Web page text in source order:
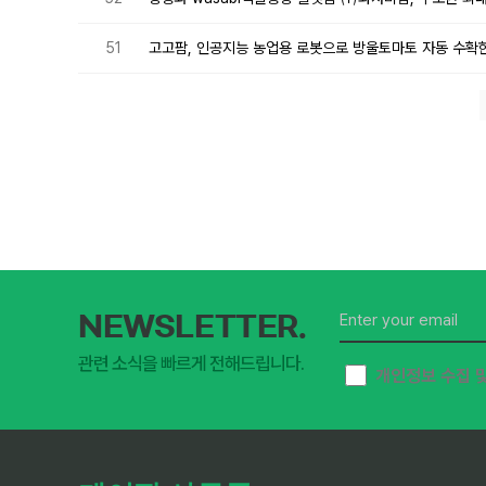
51 고고팜, 인공지능 농업용 로봇으로 방울토마토 자동 수확
NEWSLETTER.
관련 소식을 빠르게 전해드립니다.
개인정보 수집